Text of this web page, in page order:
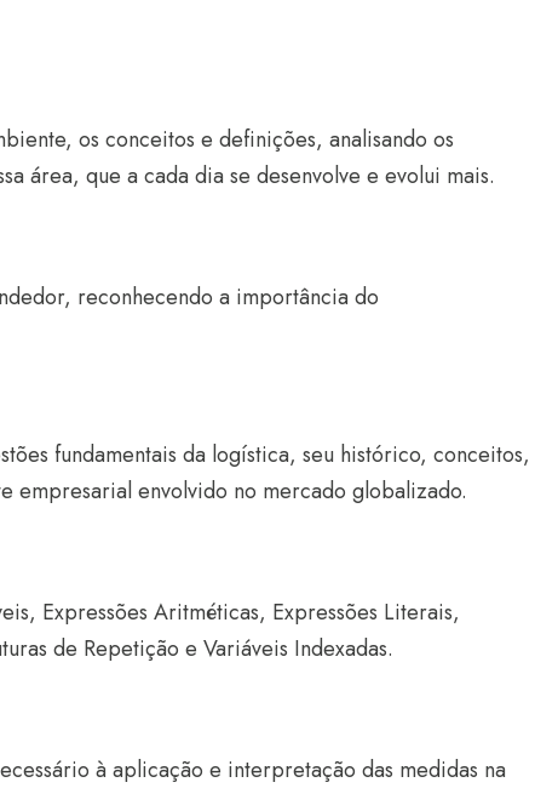
os conceitos e definições, analisando os
área, que a cada dia se desenvolve e evolui mais.
reconhecendo a importância do
fundamentais da logística, seu histórico, conceitos,
empresarial envolvido no mercado globalizado.
Expressões Aritméticas, Expressões Literais,
de Repetição e Variáveis Indexadas.
à aplicação e interpretação das medidas na